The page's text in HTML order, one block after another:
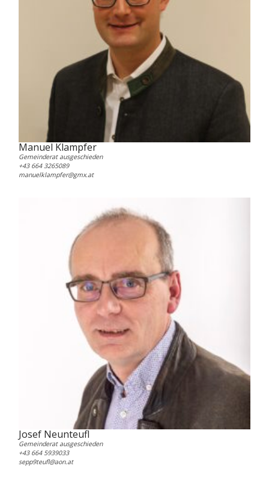
Manuel Klampfer
Gemeinderat ausgeschieden
+43 664 3265089
manuelklampfer@gmx.at
Josef Neunteufl
Gemeinderat ausgeschieden
+43 664 5939033
sepp9teufl@aon.at